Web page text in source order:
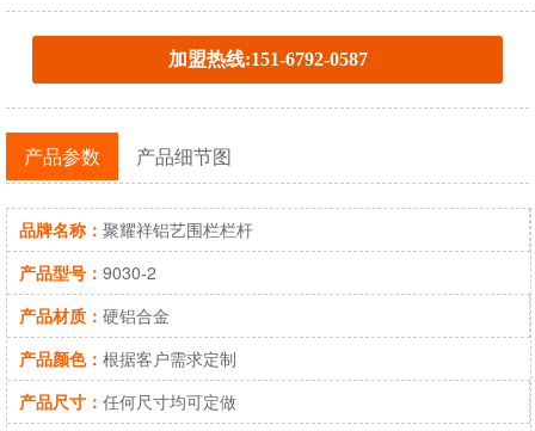
加盟热线:151-6792-0587
产品参数 产品细节图
品牌名称： 聚耀祥铝艺围栏栏杆
产品型号： 9030-2
产品材质： 硬铝合金
产品颜色： 根据客户需求定制
产品尺寸： 任何尺寸均可定做